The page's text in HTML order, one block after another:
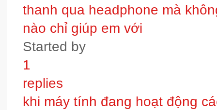
thanh qua headphone mà
nào chỉ giúp em với
Started by
1
replies
khi máy tính đang hoạt động